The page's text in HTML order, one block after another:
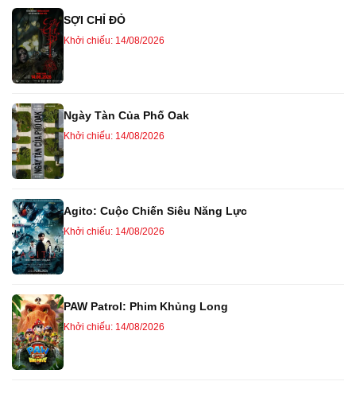
SỢI CHỈ ĐỎ
Khởi chiếu: 14/08/2026
Ngày Tàn Của Phố Oak
Khởi chiếu: 14/08/2026
Agito: Cuộc Chiến Siêu Năng Lực
Khởi chiếu: 14/08/2026
PAW Patrol: Phim Khủng Long
Khởi chiếu: 14/08/2026